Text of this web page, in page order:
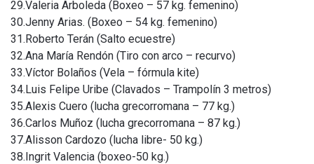
29.Valeria Arboleda (Boxeo – 57 kg. femenino)
30.Jenny Arias. (Boxeo – 54 kg. femenino)
31.Roberto Terán (Salto ecuestre)
32.Ana María Rendón (Tiro con arco – recurvo)
33.Víctor Bolaños (Vela – fórmula kite)
34.Luis Felipe Uribe (Clavados – Trampolín 3 metros)
35.Alexis Cuero (lucha grecorromana – 77 kg.)
36.Carlos Muñoz (lucha grecorromana – 87 kg.)
37.Alisson Cardozo (lucha libre- 50 kg.)
38.Ingrit Valencia (boxeo-50 kg.)